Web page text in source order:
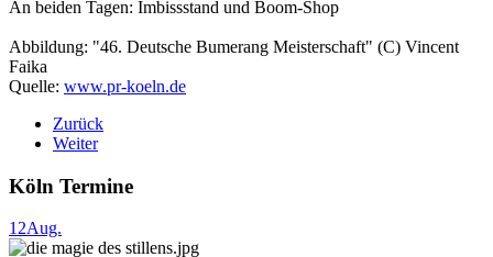
An beiden Tagen: Imbissstand und Boom-Shop
Abbildung: "46. Deutsche Bumerang Meisterschaft" (C) Vincent
Faika
Quelle: www.pr-koeln.de
Zurück
Weiter
Köln Termine
12Aug.